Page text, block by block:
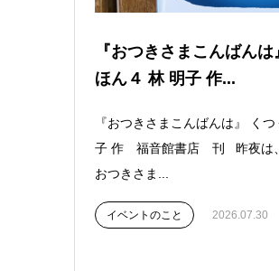
『おつきさまこんばん
ほん４ 林 明子 作...
『おつきさまこんばんは』 く
子 作 福音館書店 刊 昨夜は
おつきさま...
イベントのこと 2026.07.30